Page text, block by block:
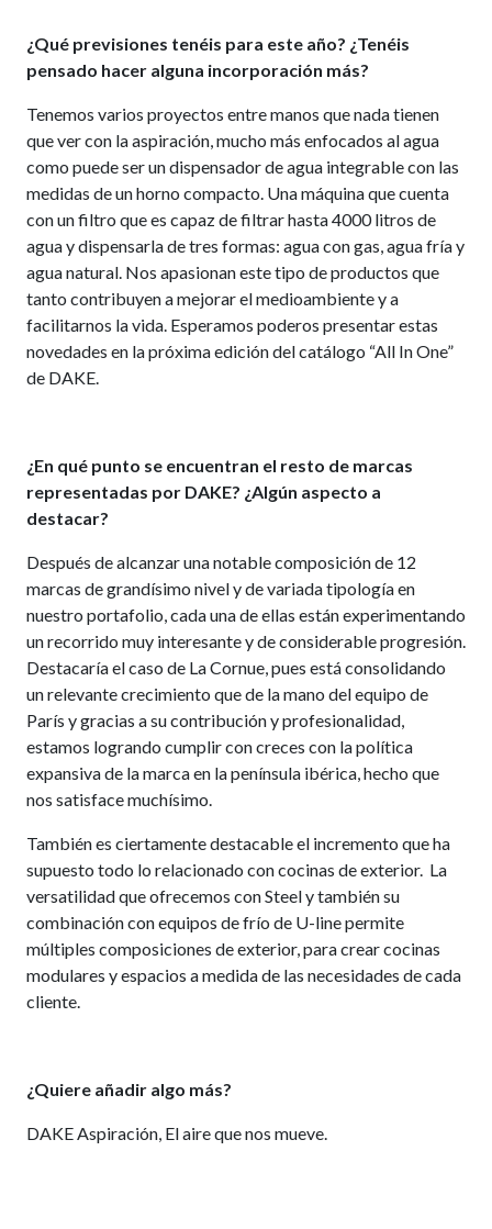
¿Qué previsiones tenéis para este año? ¿Tenéis
pensado hacer alguna incorporación más?
Tenemos varios proyectos entre manos que nada tienen
que ver con la aspiración, mucho más enfocados al agua
como puede ser un dispensador de agua integrable con las
medidas de un horno compacto. Una máquina que cuenta
con un filtro que es capaz de filtrar hasta 4000 litros de
agua y dispensarla de tres formas: agua con gas, agua fría y
agua natural. Nos apasionan este tipo de productos que
tanto contribuyen a mejorar el medioambiente y a
facilitarnos la vida. Esperamos poderos presentar estas
novedades en la próxima edición del catálogo “All In One”
de DAKE.
¿En qué punto se encuentran el resto de marcas
representadas por DAKE? ¿Algún aspecto a
destacar?
Después de alcanzar una notable composición de 12
marcas de grandísimo nivel y de variada tipología en
nuestro portafolio, cada una de ellas están experimentando
un recorrido muy interesante y de considerable progresión.
Destacaría el caso de La Cornue, pues está consolidando
un relevante crecimiento que de la mano del equipo de
París y gracias a su contribución y profesionalidad,
estamos logrando cumplir con creces con la política
expansiva de la marca en la península ibérica, hecho que
nos satisface muchísimo.
También es ciertamente destacable el incremento que ha
supuesto todo lo relacionado con cocinas de exterior. La
versatilidad que ofrecemos con Steel y también su
combinación con equipos de frío de U-line permite
múltiples composiciones de exterior, para crear cocinas
modulares y espacios a medida de las necesidades de cada
cliente.
¿Quiere añadir algo más?
DAKE Aspiración, El aire que nos mueve.